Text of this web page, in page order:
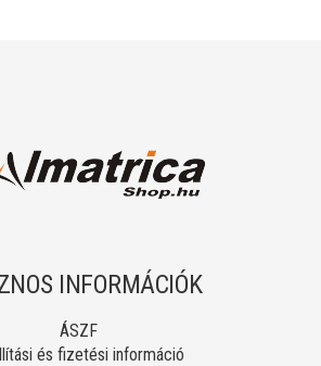
INFORMÁCIÓK
ÁSZF
és fizetési információ